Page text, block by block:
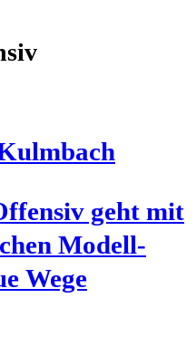
geht mit
Modell­
Wege